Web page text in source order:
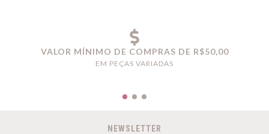
VALOR MÍNIMO DE COMPRAS DE R$50,00
EM PEÇAS VARIADAS
NEWSLETTER